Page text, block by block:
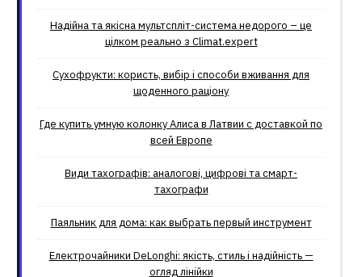
Надійна та якісна мультспліт-система недорого – це
цілком реально з Climat.еxpert
Сухофрукти: користь, вибір і способи вживання для
щоденного раціону
Где купить умную колонку Алиса в Латвии с доставкой по
всей Европе
Види тахографів: аналогові, цифрові та смарт-
тахографи
Паяльник для дома: как выбрать первый инструмент
Електрочайники DeLonghi: якість, стиль і надійність —
огляд лінійки